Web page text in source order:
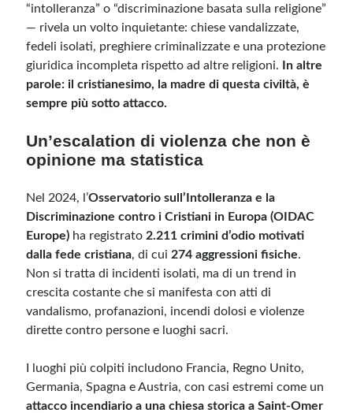
pubblicato dai lettori nei commenti ai vari post. Saranno comunque cancellati quelli
ritenuti offensivi o lesivi dell’immagine o dell’onorabilità di terzi, di genere spam,
razzisti o che contengano dati personali non conformi al rispetto delle norme sulla
privacy. Alcune immagini inserite in questo blog sono tratte da Internet e, pertanto,
considerate di pubblico dominio. Qualora la loro pubblicazione violasse eventuali
immediatamente rimosse. L’autore del blog non è responsabile dei siti collegati
Meta
Accedi
Feed dei commenti
“intolleranza” o “discriminazione basata sulla religione”
— rivela un volto inquietante: chiese vandalizzate,
fedeli isolati, preghiere criminalizzate e una protezione
giuridica incompleta rispetto ad altre religioni.
In altre
parole: il cristianesimo, la madre di questa civiltà, è
sempre più sotto attacco.
Un’escalation di violenza che non è
opinione ma statistica
Nel 2024, l’Osservatorio sull’Intolleranza e la
Discriminazione contro i Cristiani in Europa (OIDAC
Europe) ha registrato 2.211 crimini d’odio motivati
dalla fede cristiana, di cui 274 aggressioni fisiche.
Non si tratta di incidenti isolati, ma di un trend in
crescita costante che si manifesta con atti di
vandalismo, profanazioni, incendi dolosi e violenze
dirette contro persone e luoghi sacri.
I luoghi più colpiti includono Francia, Regno Unito,
Germania, Spagna e Austria, con casi estremi come un
attacco incendiario a una chiesa storica a Saint-Omer